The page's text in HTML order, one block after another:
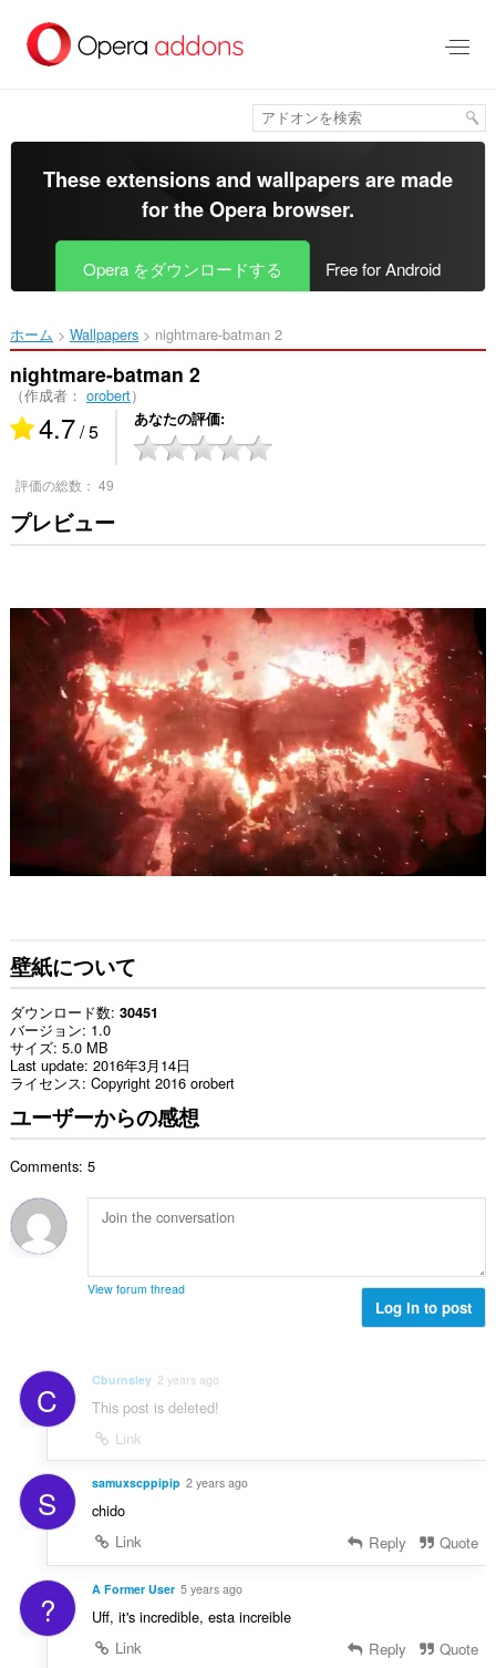
メ
ツ
移
These extensions and wallpapers are made
for theOpera browser.
Opera をダウンロードする Free for Android
ホーム Wallpapers nightmare-batman 2‎
nightmare-batman 2
（作成者： orobert）
4.7/ 5 あなたの評価
評価の総数： 49
プレビュー
壁紙について
ダウンロード数 30451
バージョン 1.0
サイズ 5.0 MB
Last update 2016年3月14日
ライセンス Copyright 2016 orobert
ユーザーからの感想
Comments: 5
View forum thread
Log in to post
C Cburnsley 2 years ago
This post is deleted!
Link
S samuxscppipip 2 years ago
chido
Link
Reply Quote
? A Former User 5 years ago
Uff, it's incredible, esta increible
Link
Reply Quote